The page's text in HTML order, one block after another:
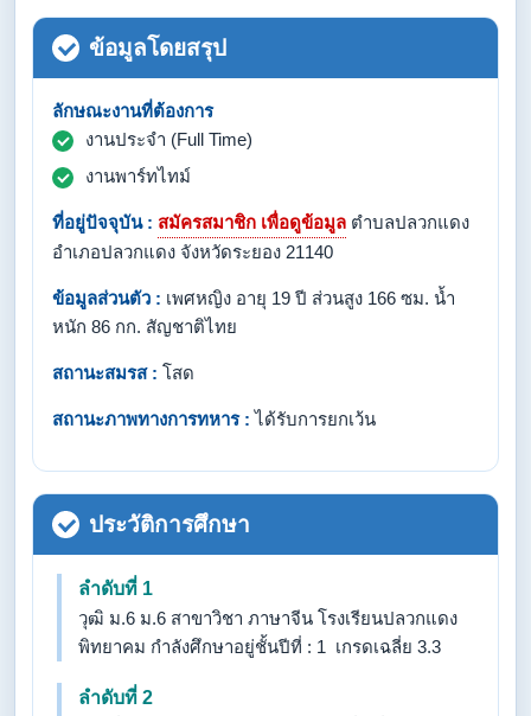
ข้อมูลโดยสรุป
ลักษณะงานที่ต้องการ
งานประจำ (Full Time)
งานพาร์ทไทม์
ที่อยู่ปัจจุบัน : สมัครสมาชิก เพื่อดูข้อมูล ตำบลปลวกแดง
อำเภอปลวกแดง จังหวัดระยอง 21140
ข้อมูลส่วนตัว : เพศหญิง อายุ 19 ปี ส่วนสูง 166 ซม. น้ำ
หนัก 86 กก. สัญชาติไทย
สถานะสมรส : โสด
สถานะภาพทางการทหาร : ได้รับการยกเว้น
ประวัติการศึกษา
ลำดับที่ 1
วุฒิ ม.6 ม.6 สาขาวิชา ภาษาจีน โรงเรียนปลวกแดง
พิทยาคม กำลังศึกษาอยู่ชั้นปีที่ : 1 เกรดเฉลี่ย 3.3
ลำดับที่ 2